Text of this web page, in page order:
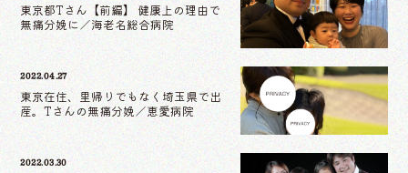
東京都Tさん【前編】 健康上の理由で
無痛分娩に／海老名総合病院
2022.04.27
東京在住、里帰りでもなく埼玉県で出
産。Tさんの無痛分娩／恵愛病院
2022.03.30